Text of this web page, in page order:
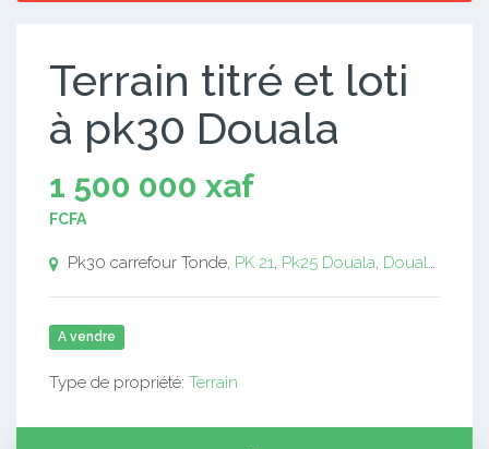
Terrain titré et loti
à pk30 Douala
1 500 000 xaf
FCFA
Pk30 carrefour Tonde, PK 21, Pk25 Douala, Douala pk27
A vendre
Type de propriété: Terrain